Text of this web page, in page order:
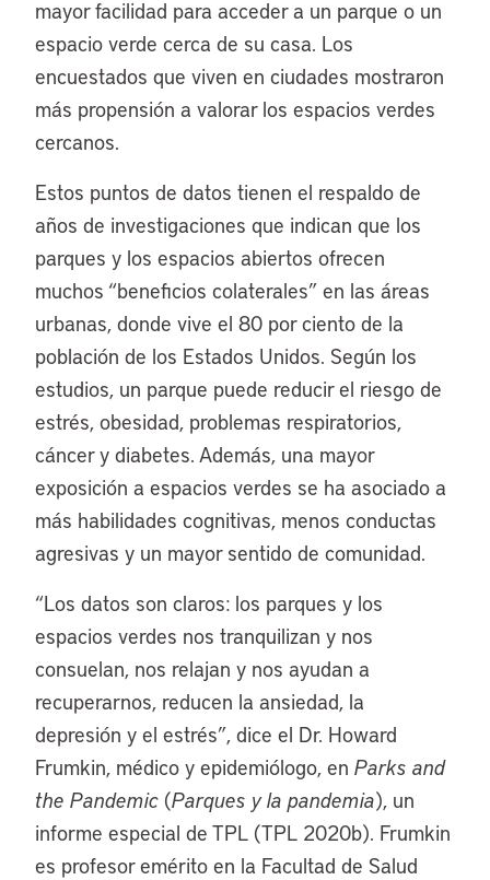
mayor facilidad para acceder a un parque o un
espacio verde cerca de su casa. Los
encuestados que viven en ciudades mostraron
más propensión a valorar los espacios verdes
cercanos.
Estos puntos de datos tienen el respaldo de
años de investigaciones que indican que los
parques y los espacios abiertos ofrecen
muchos “beneficios colaterales” en las áreas
urbanas, donde vive el 80 por ciento de la
población de los Estados Unidos. Según los
estudios, un parque puede reducir el riesgo de
estrés, obesidad, problemas respiratorios,
cáncer y diabetes. Además, una mayor
exposición a espacios verdes se ha asociado a
más habilidades cognitivas, menos conductas
agresivas y un mayor sentido de comunidad.
“Los datos son claros: los parques y los
espacios verdes nos tranquilizan y nos
consuelan, nos relajan y nos ayudan a
recuperarnos, reducen la ansiedad, la
depresión y el estrés”, dice el Dr. Howard
Frumkin, médico y epidemiólogo, en Parks and
the Pandemic (Parques y la pandemia), un
informe especial de TPL (TPL 2020b). Frumkin
es profesor emérito en la Facultad de Salud